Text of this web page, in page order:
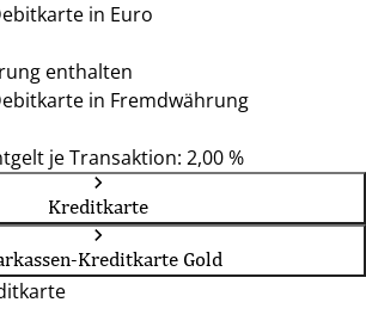
in Euro
enthalten
in Fremdwährung
je Transaktion: 2,00 %
Kreditkarte
Kreditkarte Gold